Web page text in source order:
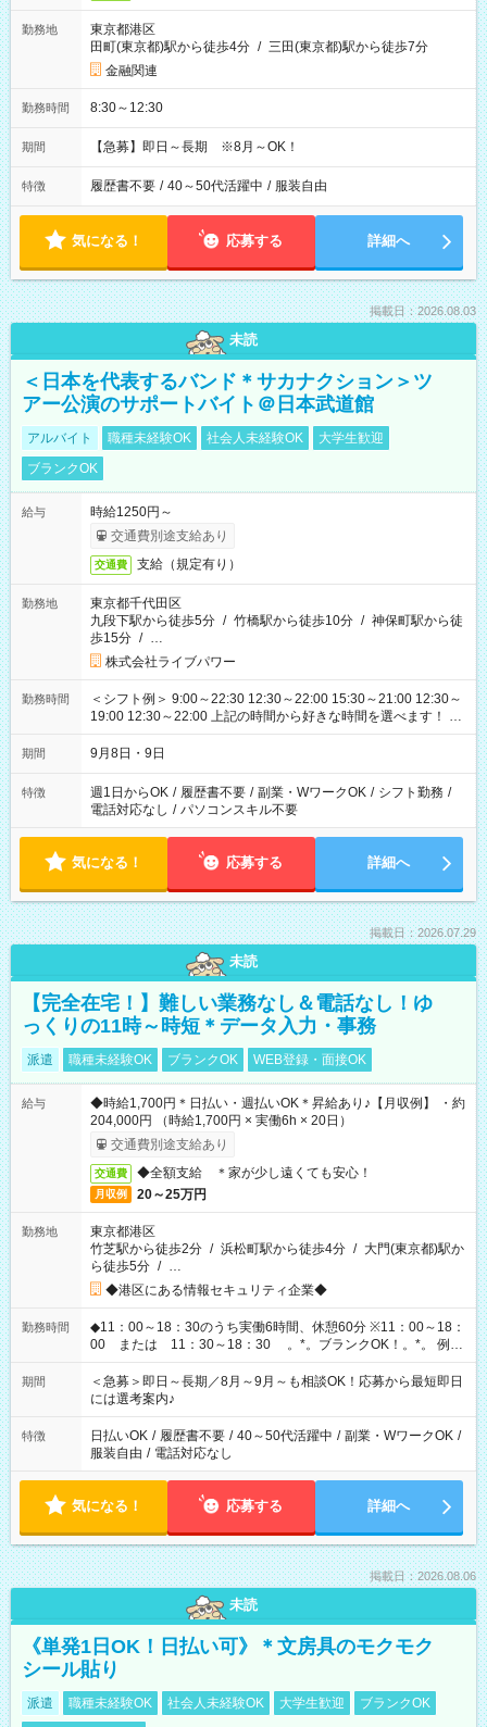
勤務地
東京都港区
田町(東京都)駅から徒歩4分 / 三田(東京都)駅から徒歩7分
金融関連
勤務時間 8:30～12:30
期間 【急募】即日～長期 ※8月～OK！
特徴 履歴書不要 / 40～50代活躍中 / 服装自由
気になる！ 応募する 詳細へ
掲載日：2026.08.03
未読
＜日本を代表するバンド＊サカナクション＞ツ
アー公演のサポートバイト＠日本武道館
アルバイト 職種未経験OK 社会人未経験OK
大学生歓迎
ブランクOK
給与
時給1250円～
交通費別途支給あり
交通費 支給（規定有り）
勤務地
東京都千代田区
九段下駅から徒歩5分 / 竹橋駅から徒歩10分 / 神保町駅から徒
歩15分 / …
株式会社ライブパワー
勤務時間
＜シフト例＞ 9:00～22:30 12:30～22:00 15:30～21:00 12:30～
19:00 12:30～22:00 上記の時間から好きな時間を選べます！ ※
時間は変更となる可能性があります
期間 9月8日・9日
特徴 週1日からOK / 履歴書不要 / 副業・WワークOK / シフト勤務 /
電話対応なし / パソコンスキル不要
気になる！ 応募する 詳細へ
掲載日：2026.07.29
未読
【完全在宅！】難しい業務なし＆電話なし！ゆ
っくりの11時～時短＊データ入力・事務
派遣 職種未経験OK ブランクOK WEB登録・面接OK
給与
◆時給1,700円＊日払い・週払いOK＊昇給あり♪【月収例】 ・約
204,000円 （時給1,700円 × 実働6h × 20日）
交通費別途支給あり
交通費 ◆全額支給 ＊家が少し遠くても安心！
月収例 20～25万円
勤務地
東京都港区
竹芝駅から徒歩2分 / 浜松町駅から徒歩4分 / 大門(東京都)駅か
ら徒歩5分 / …
◆港区にある情報セキュリティ企業◆
勤務時間
◆11：00～18：30のうち実働6時間、休憩60分 ※11：00～18：
00 または 11：30～18：30 。*。ブランクOK！。*。 例え
ば前職が、 在宅/財団法人/事務/コールセンター/受付/販売/カフェ
スタッフ スイーツ販売/ホテルフロント/化粧品販売/など 様々な
業界から入社して活躍されています♪
期間
＜急募＞即日～長期／8月～9月～も相談OK！応募から最短即日
には選考案内♪
特徴 日払いOK / 履歴書不要 / 40～50代活躍中 / 副業・WワークOK /
服装自由 / 電話対応なし
気になる！ 応募する 詳細へ
掲載日：2026.08.06
未読
《単発1日OK！日払い可》＊文房具のモクモク
シール貼り
派遣 職種未経験OK 社会人未経験OK 大学生歓迎
ブランクOK